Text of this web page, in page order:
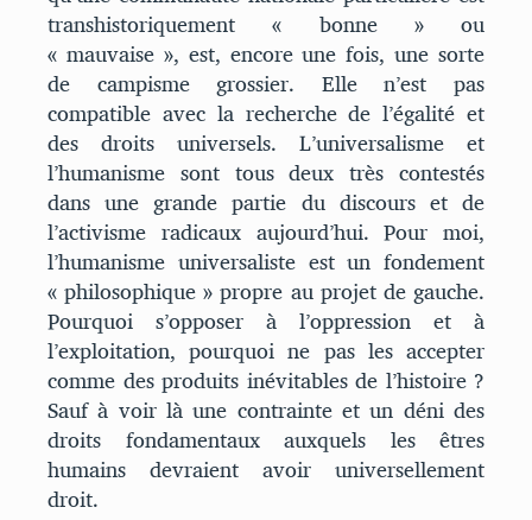
transhistoriquement « bonne » ou
« mauvaise », est, encore une fois, une sorte
de campisme grossier. Elle n’est pas
compatible avec la recherche de l’égalité et
des droits universels. L’universalisme et
l’humanisme sont tous deux très contestés
dans une grande partie du discours et de
l’activisme radicaux aujourd’hui. Pour moi,
l’humanisme universaliste est un fondement
« philosophique » propre au projet de gauche.
Pourquoi s’opposer à l’oppression et à
l’exploitation, pourquoi ne pas les accepter
comme des produits inévitables de l’histoire ?
Sauf à voir là une contrainte et un déni des
droits fondamentaux auxquels les êtres
humains devraient avoir universellement
droit.